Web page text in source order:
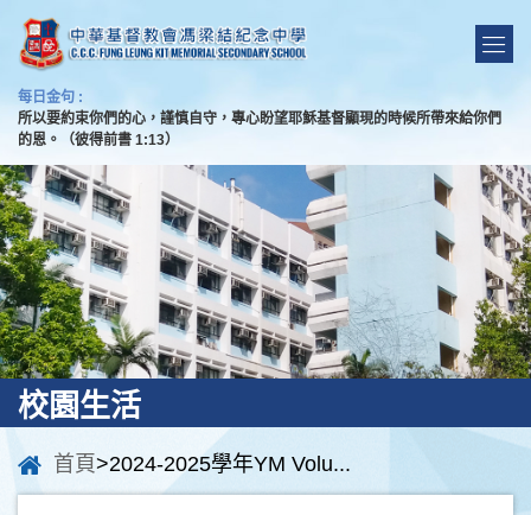
每日金句 :
所以要約束你們的心，謹慎自守，專心盼望耶穌基督顯現的時候所帶來給你們
的恩。（彼得前書 1:13）
校園生活
首頁>2024-2025學年YM Volu...